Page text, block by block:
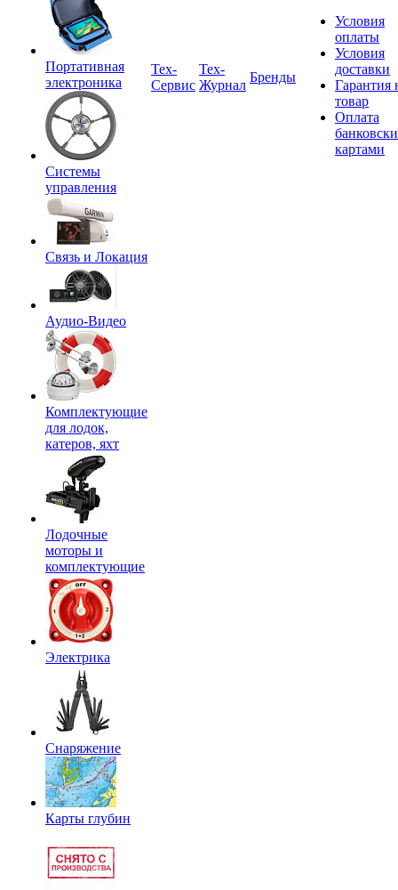
Портативная
электроника
Системы
управления
Связь и Локация
Аудио-Видео
Комплектующие
для лодок,
катеров, яхт
Лодочные
моторы и
комплектующие
Электрика
Снаряжение
Карты глубин
Tex-
Сервис
Тех-
Журнал
Бренды
Условия
оплаты
Условия
доставки
Гарантия
товар
Оплата
картами